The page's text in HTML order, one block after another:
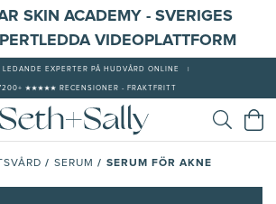
SKIN ACADEMY - SVERIGES
VIDEOPLATTFORM
LEDANDE EXPERTER PÅ HUDVÅRD ONLINE
★★★★★ RECENSIONER - FRAKTFRITT
/ SERUM / SERUM FÖR AKNE